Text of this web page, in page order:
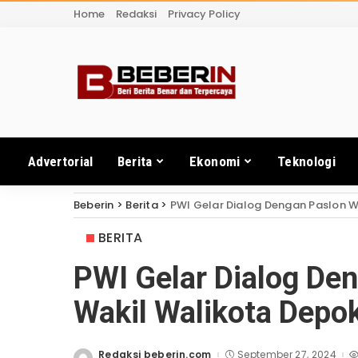
Home Redaksi Privacy Policy
Advertorial Berita Ekonomi Teknologi
Beberin > Berita> PWI Gelar Dialog Dengan Paslon
BERITA
PWI Gelar Dialog
Wakil Walikota
Redaksi beberin.com September 27, 2024